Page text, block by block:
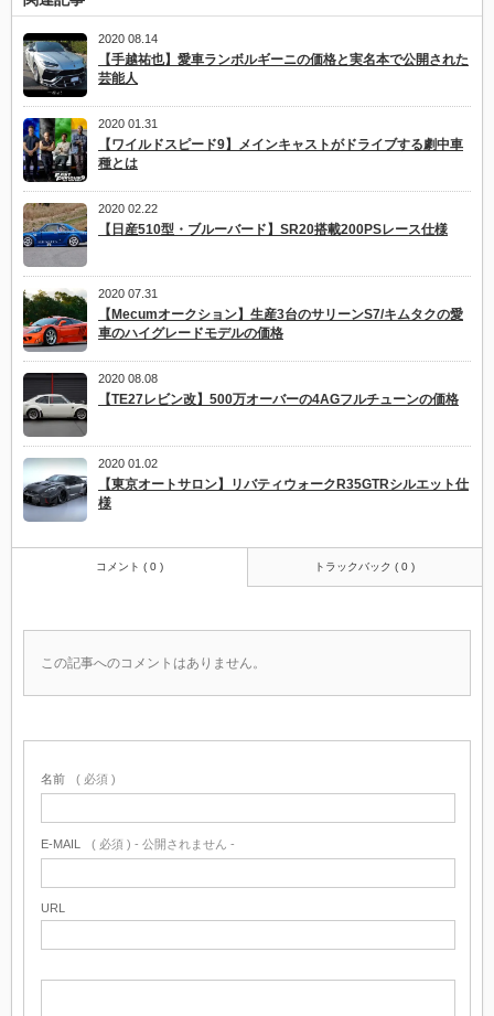
2020 08.14
【手越祐也】愛車ランボルギーニの価格と実名本で公開された
芸能人
2020 01.31
【ワイルドスピード9】メインキャストがドライブする劇中車
種とは
2020 02.22
【日産510型・ブルーバード】SR20搭載200PSレース仕様
2020 07.31
【Mecumオークション】生産3台のサリーンS7/キムタクの愛
車のハイグレードモデルの価格
2020 08.08
【TE27レビン改】500万オーバーの4AGフルチューンの価格
2020 01.02
【東京オートサロン】リバティウォークR35GTRシルエット仕
様
コメント ( 0 ) トラックバック ( 0 )
この記事へのコメントはありません。
名前 ( 必須 )
E-MAIL ( 必須 ) - 公開されません -
URL